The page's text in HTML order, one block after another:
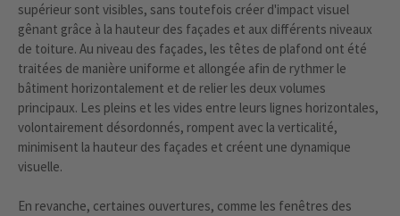
supérieur sont visibles, sans toutefois créer d'impact visuel
gênant grâce à la hauteur des façades et aux différents niveaux
de toiture. Au niveau des façades, les têtes de plafond ont été
traitées de manière uniforme et allongée afin de rythmer le
bâtiment horizontalement et de relier les deux volumes
principaux. Les pleins et les vides entre leurs lignes horizontales,
volontairement désordonnés, rompent avec la verticalité,
minimisent la hauteur des façades et créent une dynamique
visuelle.
En revanche, certaines ouvertures, comme les fenêtres des